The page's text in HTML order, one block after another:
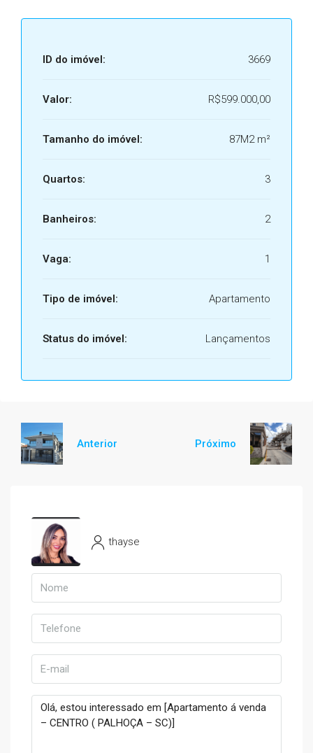
ID do imóvel: 3669
Valor: R$599.000,00
Tamanho do imóvel: 87M2 m²
Quartos: 3
Banheiros: 2
Vaga: 1
Tipo de imóvel: Apartamento
Status do imóvel: Lançamentos
Anterior Próximo
thayse